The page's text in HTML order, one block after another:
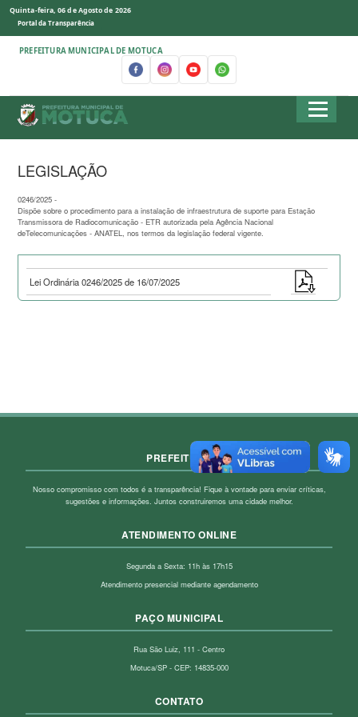
Quinta-feira, 06 de Agosto de 2026
Portal da Transparência
PREFEITURA MUNICIPAL DE MOTUCA
LEGISLAÇÃO
0246/2025 -
Dispõe sobre o procedimento para a instalação de infraestrutura de suporte para Estação
Transmissora de Radiocomunicação - ETR autorizada pela Agência Nacional
deTelecomunicações - ANATEL, nos termos da legislação federal vigente.
Lei Ordinária 0246/2025 de 16/07/2025
PREFEITURA
Nosso compromisso com todos é a transparência! Fique à vontade para enviar críticas,
sugestões e informações. Juntos construiremos uma cidade melhor.
ATENDIMENTO ONLINE
Segunda a Sexta: 11h às 17h15
Atendimento presencial mediante agendamento
PAÇO MUNICIPAL
Rua São Luiz, 111 - Centro
Motuca/SP - CEP: 14835-000
CONTATO